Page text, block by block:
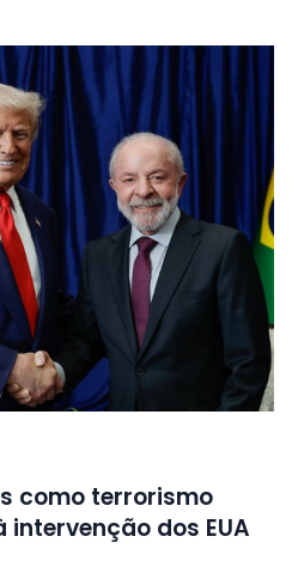
como terrorismo
intervenção dos EUA